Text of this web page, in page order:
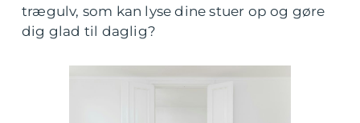
trægulv, som kan lyse dine stuer op og gøre
dig glad til daglig?